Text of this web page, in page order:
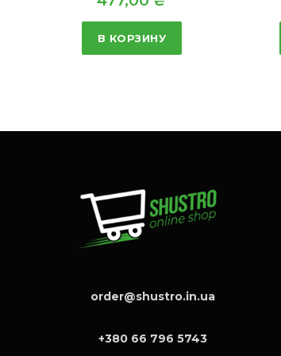
В КОРЗИНУ
order@shustro.in.ua
+380 66 796 5743